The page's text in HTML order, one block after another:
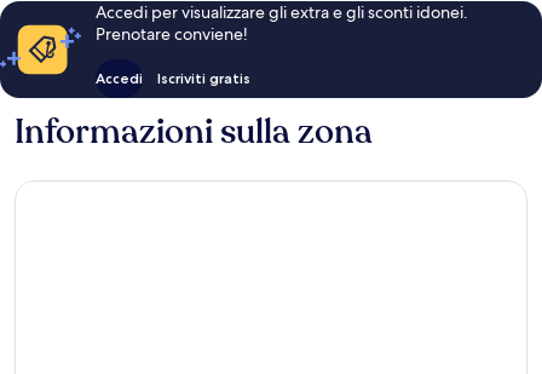
Accedi per visualizzare gli extra e gli sconti idonei.
Prenotare conviene!
Accedi Iscriviti gratis
Informazioni sulla zona